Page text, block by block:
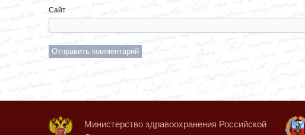
Сайт
Министерство здравоохранения Российской